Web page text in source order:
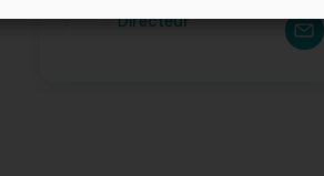
Directeur